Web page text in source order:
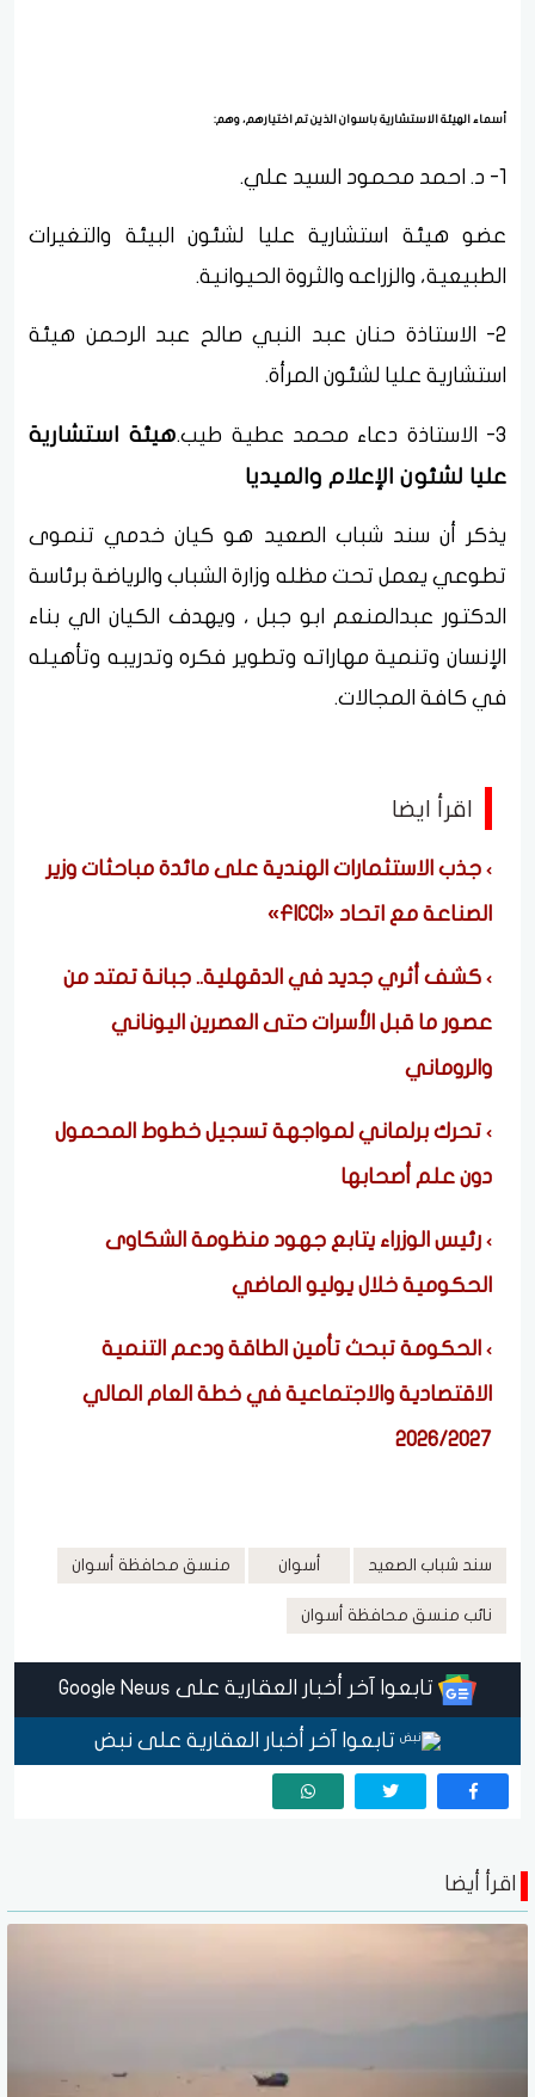
أسماء الهيئة الاستشارية باسوان الذين تم اختيارهم، وهم:
1- د. احمد محمود السيد علي.
عضو هيئة استشارية عليا لشئون البيئة والتغيرات
الطبيعية، والزراعه والثروة الحيوانية.
2- الاستاذة حنان عبد النبي صالح عبد الرحمن هيئة
استشارية عليا لشئون المرأة.
3- الاستاذة دعاء محمد عطية طيب.
هيئة استشارية
عليا لشئون الإعلام والميديا
يذكر أن سند شباب الصعيد هو كيان خدمي تنموى
تطوعي يعمل تحت مظله وزارة الشباب والرياضة برئاسة
الدكتور عبدالمنعم ابو جبل ، ويهدف الكيان الي بناء
الإنسان وتنمية مهاراته وتطوير فكره وتدريبه وتأهيله
في كافة المجالات.
اقرأ ايضا
جذب الاستثمارات الهندية على مائدة مباحثات وزير
الصناعة مع اتحاد «FICCI»
كشف أثري جديد في الدقهلية.. جبانة تمتد من
عصور ما قبل الأسرات حتى العصرين اليوناني
والروماني
تحرك برلماني لمواجهة تسجيل خطوط المحمول
دون علم أصحابها
رئيس الوزراء يتابع جهود منظومة الشكاوى
الحكومية خلال يوليو الماضي
الحكومة تبحث تأمين الطاقة ودعم التنمية
الاقتصادية والاجتماعية في خطة العام المالي
2026/2027
سند شباب الصعيد أسوان منسق محافظة أسوان
نائب منسق محافظة أسوان
تابعوا آخر أخبار العقارية على Google News
تابعوا آخر أخبار العقارية على نبض
اقرأ أيضا